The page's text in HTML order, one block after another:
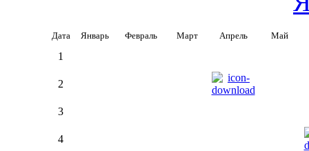
Дата Январь Февраль Март Апрель Май
1
2
3
4